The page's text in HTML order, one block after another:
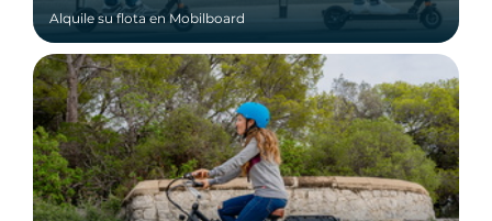
Alquile su flota en Mobilboard